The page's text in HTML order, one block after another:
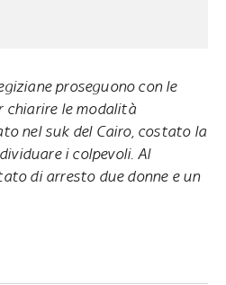
proseguono con le
chiarire le modalità
nel suk del Cairo, costato la
i colpevoli. Al
di arresto due donne e un